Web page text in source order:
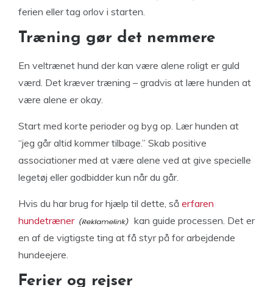
ferien eller tag orlov i starten.
Træning gør det nemmere
En veltrænet hund der kan være alene roligt er guld
værd. Det kræver træning – gradvis at lære hunden at
være alene er okay.
Start med korte perioder og byg op. Lær hunden at
“jeg går altid kommer tilbage.” Skab positive
associationer med at være alene ved at give specielle
legetøj eller godbidder kun når du går.
Hvis du har brug for hjælp til dette, så erfaren
hundetræner
kan guide processen. Det er
en af de vigtigste ting at få styr på for arbejdende
hundeejere.
Ferier og rejser